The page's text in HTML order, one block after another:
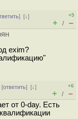
][↓]
+5
+ / –
exim?
[ответить][↓]
+6
+ / –
от 0-day. Есть